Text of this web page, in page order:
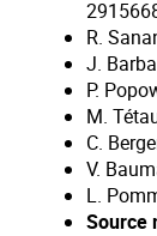
R.
J.
P.
M.
C.
V.
L.
Source